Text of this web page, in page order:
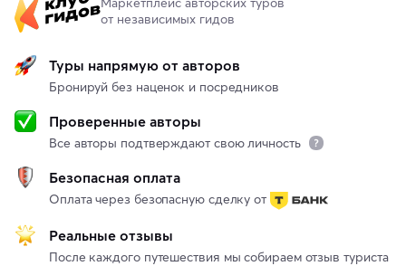
от независимых гидов
Туры напрямую от авторов
Бронируй без наценок и посредников
Проверенные авторы
Все авторы подтверждают свою личность
Безопасная оплата
Оплата через безопасную сделку от
Реальные отзывы
После каждого путешествия мы собираем отзыв туриста